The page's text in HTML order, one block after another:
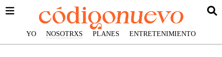
YO NOSOTRXS PLANES ENTRETENIMIENTO